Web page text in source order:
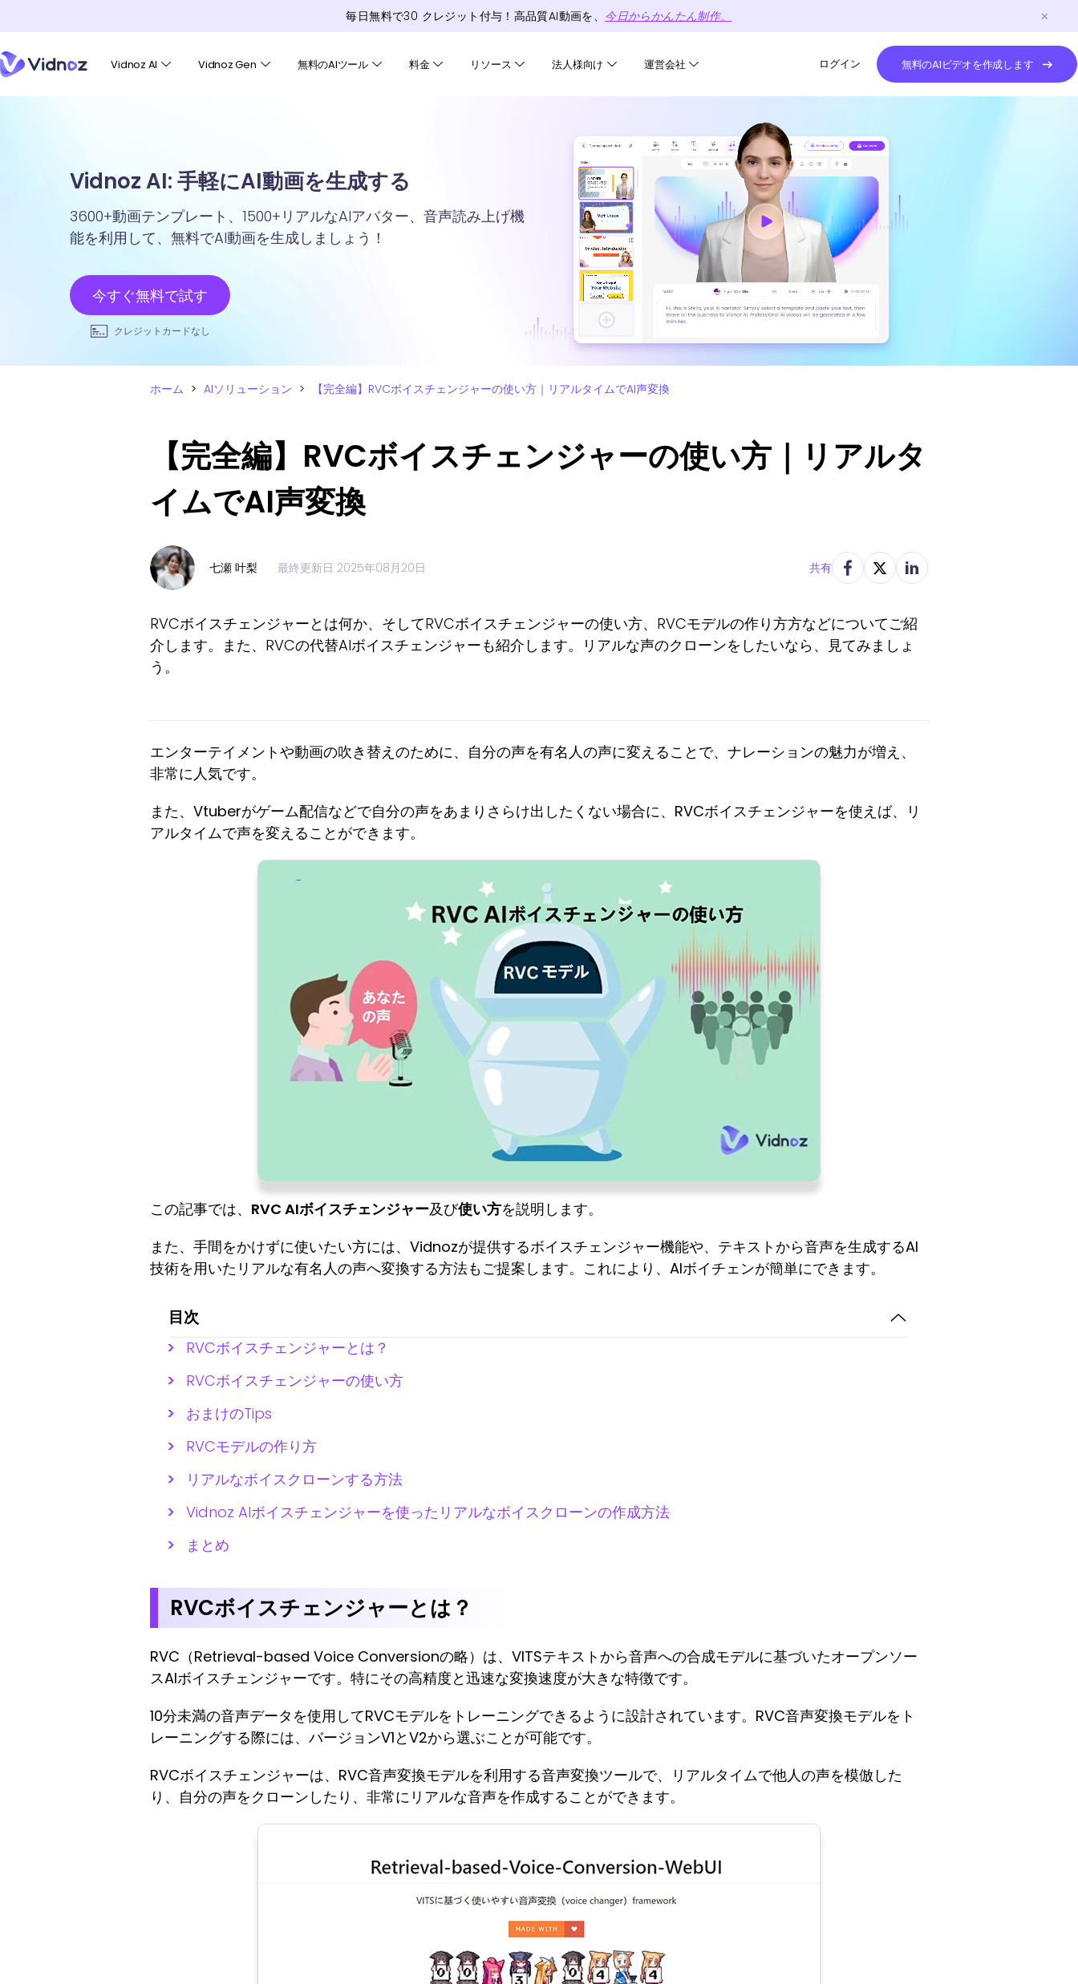
毎日無料で30 クレジット 付与！高品質AI動画を、 今日からかんたん制作。
Vidnoz AI Vidnoz Gen 無料のAIツール 料金 リソース 法人様向け 運営会社 ログイン 無料のAIビデオを作成します
Vidnoz AI: 手軽にAI動画を生成する
3600+動画テンプレート、1500+リアルなAIアバター、音声読み上げ機
能を利用して、無料でAI動画を生成しましょう！
今すぐ無料で試す
クレジットカードなし
ホーム > AIソリューション > 【完全編】RVCボイスチェンジャーの使い方｜リアルタイムでAI声変換
【完全編】RVCボイスチェンジャーの使い方｜リアルタ
イムでAI声変換
七瀬 叶梨 最終更新日 2025年08月20日 共有
RVCボイスチェンジャーとは何か、そしてRVCボイスチェンジャーの使い方、RVCモデルの作り方方などについてご紹
介します。また、RVCの代替AIボイスチェンジャーも紹介します。リアルな声のクローンをしたいなら、見てみましょ
う。
エンターテイメントや動画の吹き替えのために、自分の声を有名人の声に変えることで、ナレーションの魅力が増え、
非常に人気です。
また、Vtuberがゲーム配信などで自分の声をあまりさらけ出したくない場合に、RVCボイスチェンジャーを使えば、リ
アルタイムで声を変えることができます。
この記事では、 RVC AIボイスチェンジャー及び使い方を説明します。
また、手間をかけずに使いたい方には、Vidnozが提供するボイスチェンジャー機能や、テキストから音声を生成するAI
技術を用いたリアルな有名人の声へ変換する方法もご提案します。これにより、AIボイチェンが簡単にできます。
目次
RVCボイスチェンジャーとは？
RVCボイスチェンジャーの使い方
おまけのTips
RVCモデルの作り方
リアルなボイスクローンする方法
Vidnoz AIボイスチェンジャーを使ったリアルなボイスクローンの作成方法
まとめ
RVCボイスチェンジャーとは？
RVC（Retrieval-based Voice Conversionの略）は、VITSテキストから音声への合成モデルに基づいたオープンソー
スAIボイスチェンジャーです。特にその高精度と迅速な変換速度が大きな特徴です。
10分未満の音声データを使用してRVCモデルをトレーニングできるように設計されています。RVC音声変換モデルをト
レーニングする際には、バージョンV1とV2から選ぶことが可能です。
RVCボイスチェンジャーは、RVC音声変換モデルを利用する音声変換ツールで、リアルタイムで他人の声を模倣した
り、自分の声をクローンしたり、非常にリアルな音声を作成することができます。